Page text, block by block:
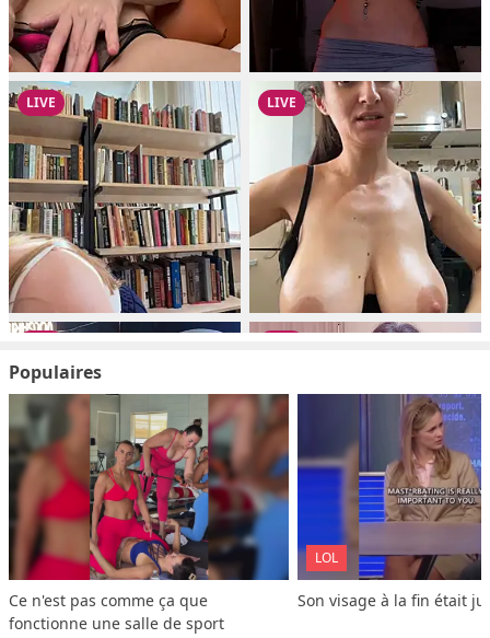
Populaires
Ce n'est pas comme ça que
fonctionne une salle de sport
LOL
Son visage à la fin était